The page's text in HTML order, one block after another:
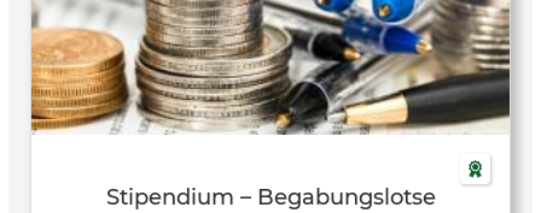
Stipendium – Begabungslotse